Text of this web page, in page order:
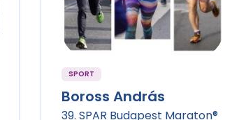
SPORT
Boross András
39. SPAR Budapest Maraton®